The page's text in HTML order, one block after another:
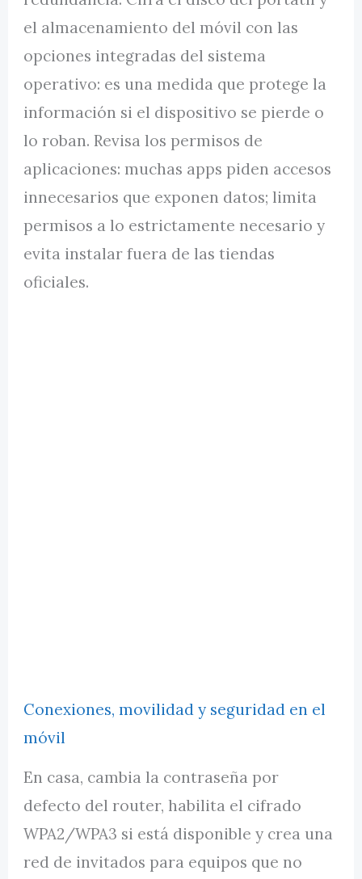
el almacenamiento del móvil con las
opciones integradas del sistema
operativo: es una medida que protege la
información si el dispositivo se pierde o
lo roban. Revisa los permisos de
aplicaciones: muchas apps piden accesos
innecesarios que exponen datos; limita
permisos a lo estrictamente necesario y
evita instalar fuera de las tiendas
oficiales.
Conexiones, movilidad y seguridad en el
móvil
En casa, cambia la contraseña por
defecto del router, habilita el cifrado
WPA2/WPA3 si está disponible y crea una
red de invitados para equipos que no